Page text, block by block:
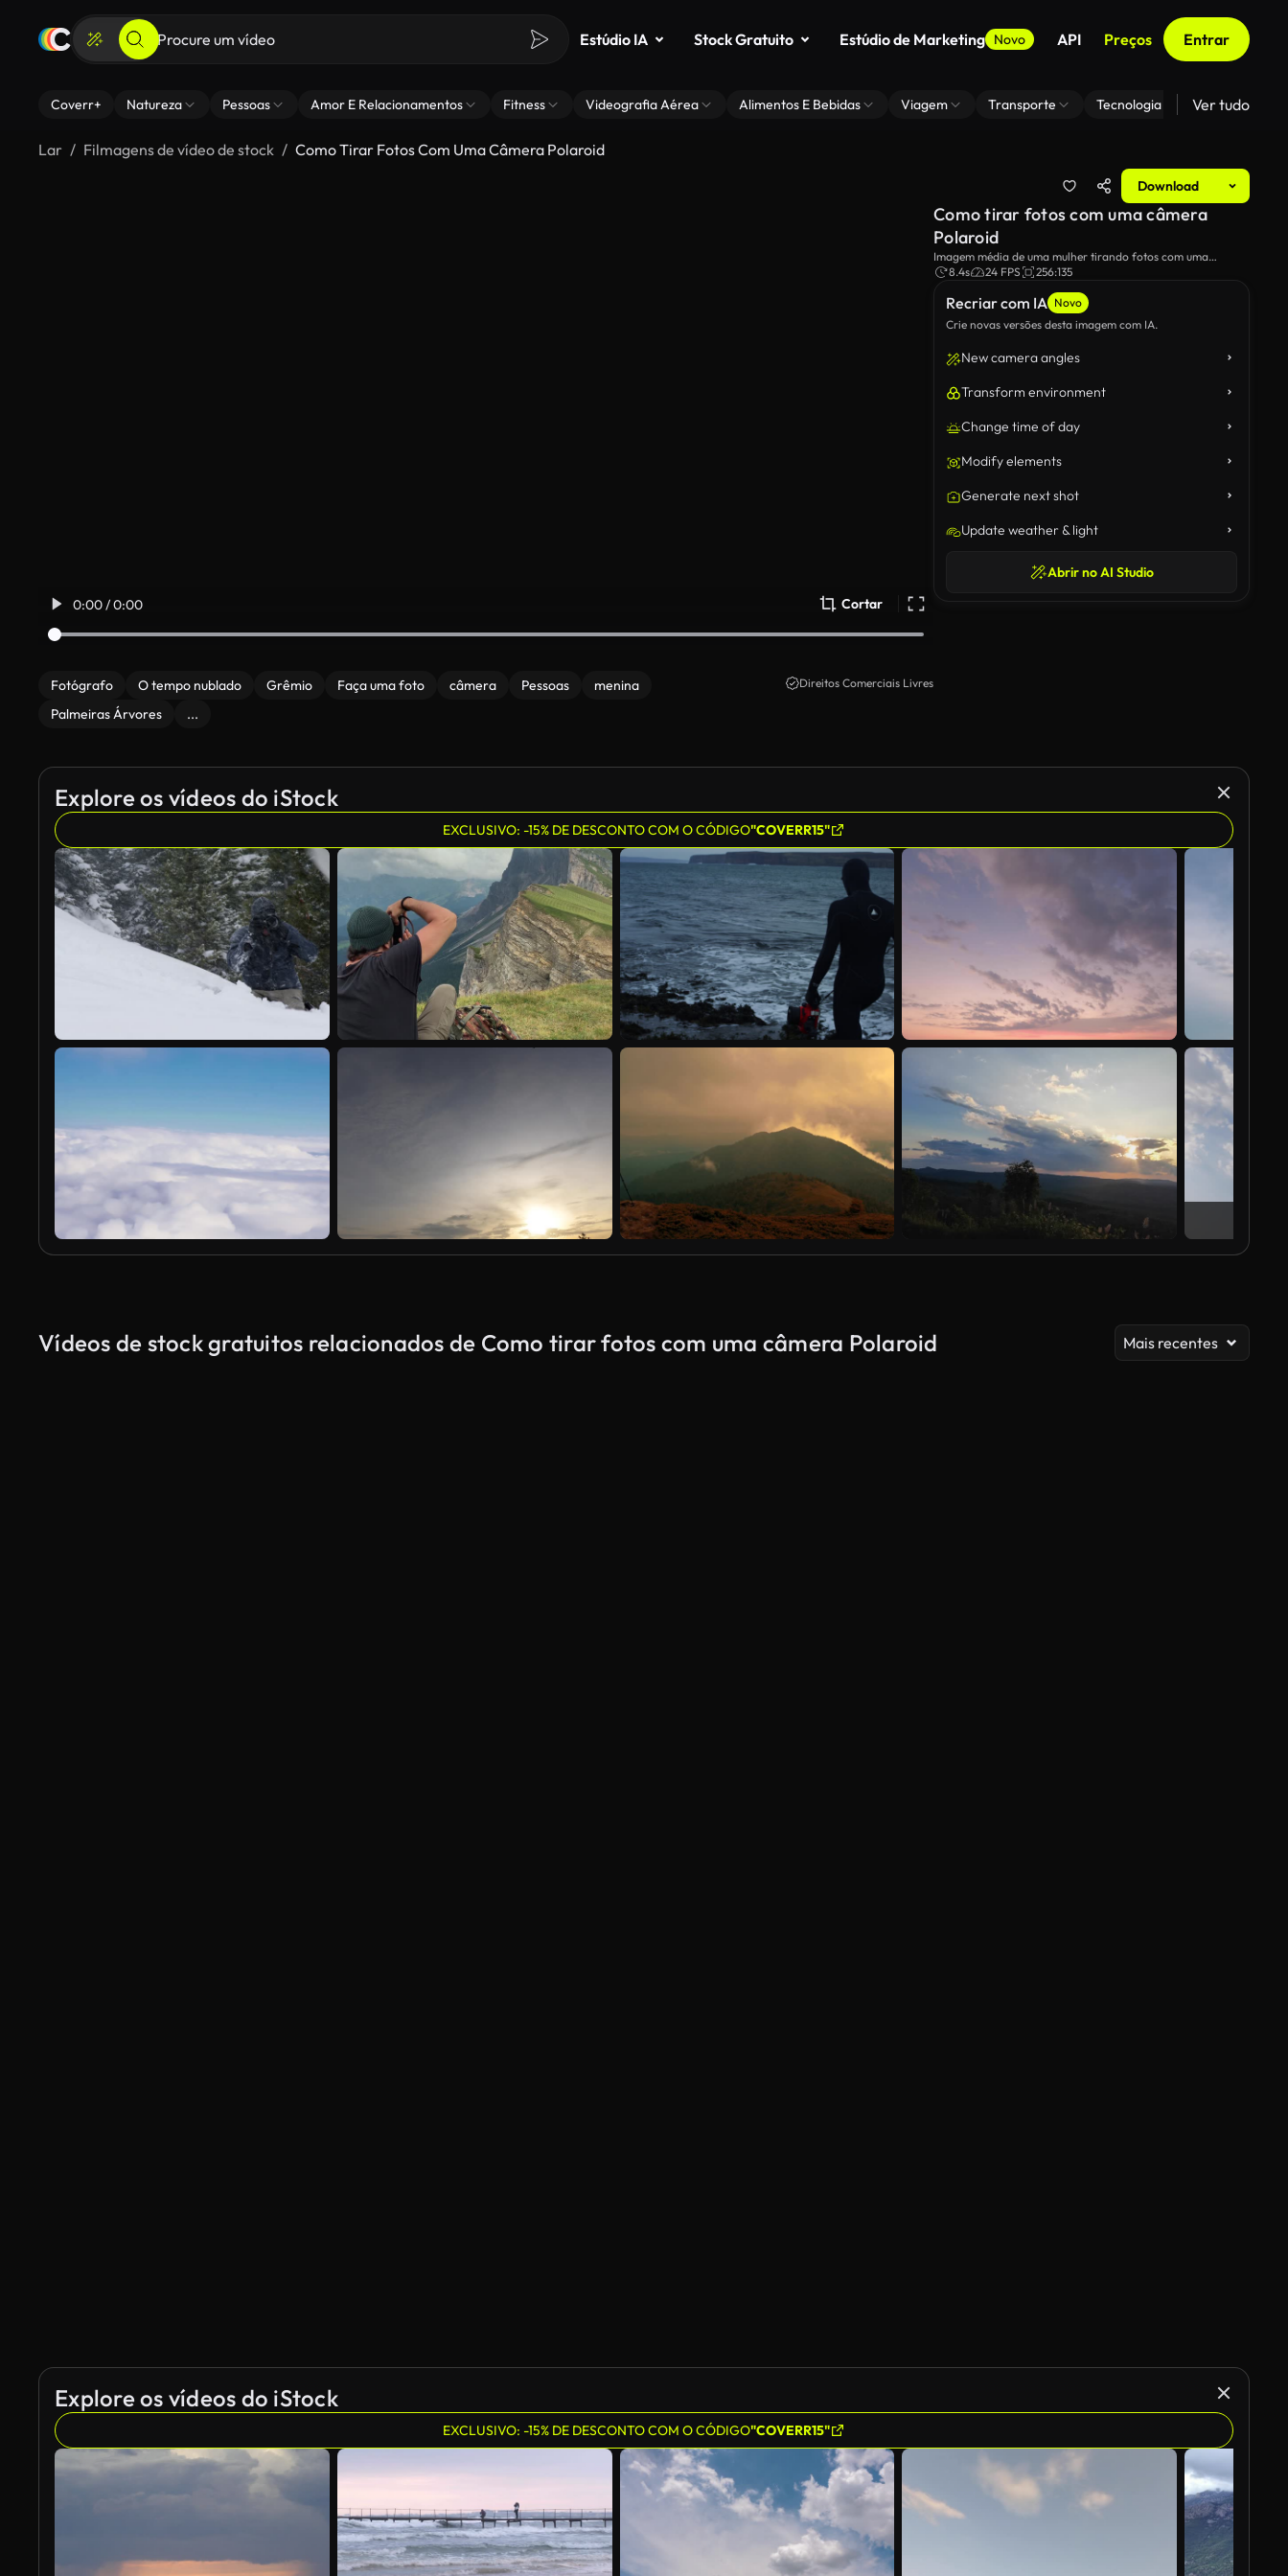
Estúdio IA Stock Gratuito Estúdio de Marketing Novo API Preços Entrar
Coverr+ Natureza Pessoas Amor E Relacionamentos Fitness Videografia Aérea Alimentos E Bebidas Viagem Transporte Tecnologia Zoom De
Ver tudo
Lar Filmagens de vídeo de stock Como Tirar Fotos Com Uma Câmera Polaroid
Download
0:00 / 0:00 Cortar
Fotógrafo O tempo nublado Grêmio Faça uma foto câmera Pessoas
menina
Palmeiras Árvores
...
Direitos Comerciais Livres
Recriar com IA Novo
Crie novas versões desta imagem com IA.
New camera angles
Transform environment
Change time of day
Modify elements
Generate next shot
Update weather & light
Abrir no AI Studio
Como tirar fotos com uma câmera
Polaroid
Imagem média de uma mulher tirando fotos com uma
câmera Polaroid.
8.4s 24 FPS 256:135
Explore os vídeos do iStock
EXCLUSIVO: -15% DE DESCONTO COM O CÓDIGO"COVERR15"
Vídeos de stock gratuitos relacionados de Como tirar fotos com uma câmera Polaroid Mais recentes
Explore os vídeos do iStock
EXCLUSIVO: -15% DE DESCONTO COM O CÓDIGO"COVERR15"